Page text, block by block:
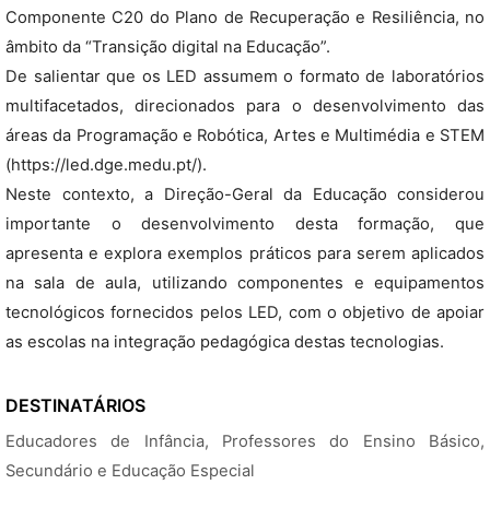
Componente C20 do Plano de Recuperação e Resiliência, no
âmbito da “Transição digital na Educação”.
De salientar que os LED assumem o formato de laboratórios
multifacetados, direcionados para o desenvolvimento das
áreas da Programação e Robótica, Artes e Multimédia e STEM
(https://led.dge.medu.pt/).
Neste contexto, a Direção-Geral da Educação considerou
importante o desenvolvimento desta formação, que
apresenta e explora exemplos práticos para serem aplicados
na sala de aula, utilizando componentes e equipamentos
tecnológicos fornecidos pelos LED, com o objetivo de apoiar
as escolas na integração pedagógica destas tecnologias.
DESTINATÁRIOS
Educadores de Infância, Professores do Ensino Básico,
Secundário e Educação Especial